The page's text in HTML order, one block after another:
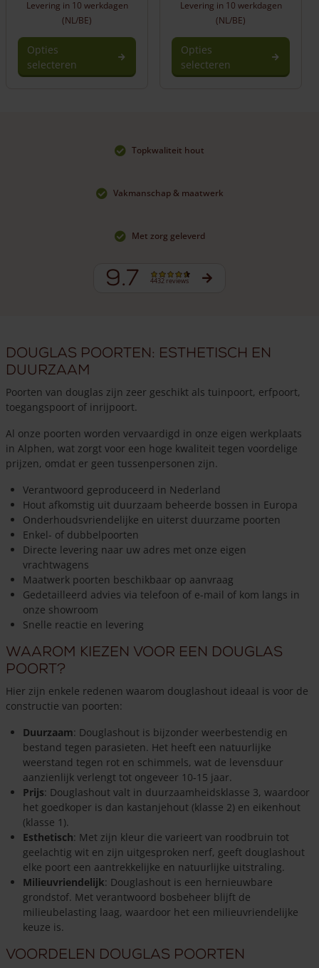
Levering in 10 werkdagen
(NL/BE)
Opties
selecteren
Levering in 10 werkdagen
(NL/BE)
Opties
selecteren
Topkwaliteit hout
Vakmanschap & maatwerk
Met zorg geleverd
9.7 4432 reviews
Douglas poorten: esthetisch en
duurzaam
Poorten van douglas zijn zeer geschikt als tuinpoort, erfpoort,
toegangspoort of inrijpoort.
Al onze poorten worden vervaardigd in onze eigen werkplaats
in Alphen, wat zorgt voor een hoge kwaliteit tegen voordelige
prijzen, omdat er geen tussenpersonen zijn.
Verantwoord geproduceerd in Nederland
Hout afkomstig uit duurzaam beheerde bossen in Europa
Onderhoudsvriendelijke en uiterst duurzame poorten
Enkel- of dubbelpoorten
Directe levering naar uw adres met onze eigen
vrachtwagens
Maatwerk poorten beschikbaar op aanvraag
Gedetailleerd advies via telefoon of e-mail of kom langs in
onze showroom
Snelle reactie en levering
Waarom kiezen voor een douglas
poort?
Hier zijn enkele redenen waarom douglashout ideaal is voor de
constructie van poorten:
Duurzaam: Douglashout is bijzonder weerbestendig en
bestand tegen parasieten. Het heeft een natuurlijke
weerstand tegen rot en schimmels, wat de levensduur
aanzienlijk verlengt tot ongeveer 10-15 jaar.
Prijs: Douglashout valt in duurzaamheidsklasse 3, waardoor
het goedkoper is dan kastanjehout (klasse 2) en eikenhout
(klasse 1).
Esthetisch: Met zijn kleur die varieert van roodbruin tot
geelachtig wit en zijn uitgesproken nerf, geeft douglashout
elke poort een aantrekkelijke en natuurlijke uitstraling.
Milieuvriendelijk: Douglashout is een hernieuwbare
grondstof. Met verantwoord bosbeheer blijft de
milieubelasting laag, waardoor het een milieuvriendelijke
keuze is.
Voordelen douglas poorten